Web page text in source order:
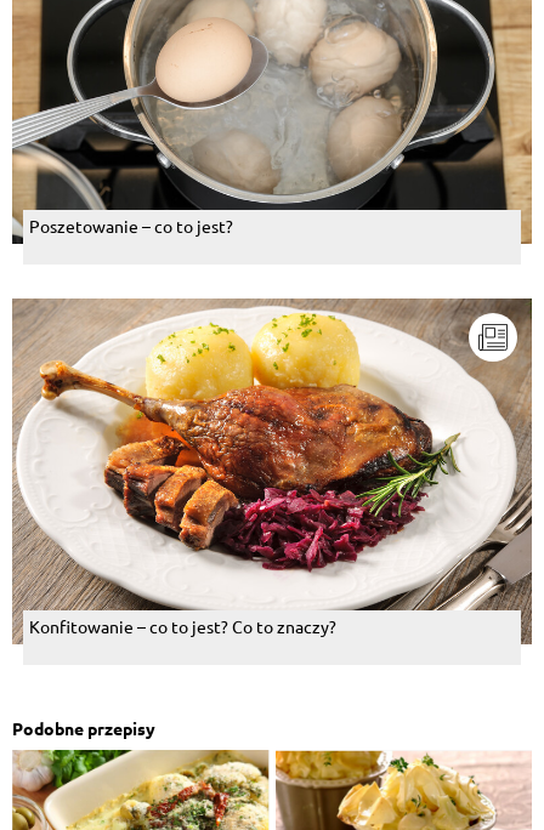
Poszetowanie – co to jest?
Konfitowanie – co to jest? Co to znaczy?
Podobne przepisy